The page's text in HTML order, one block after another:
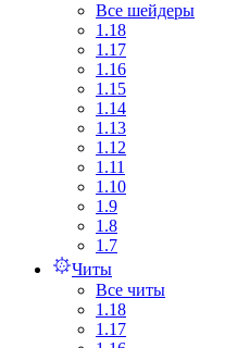
Все шейдеры
1.18
1.17
1.16
1.15
1.14
1.13
1.12
1.11
1.10
1.9
1.8
1.7
Читы
Все читы
1.18
1.17